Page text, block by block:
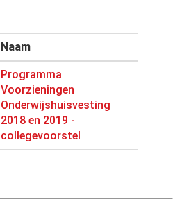
Naam
Programma
Voorzieningen
Onderwijshuisvesting
2018 en 2019 -
collegevoorstel